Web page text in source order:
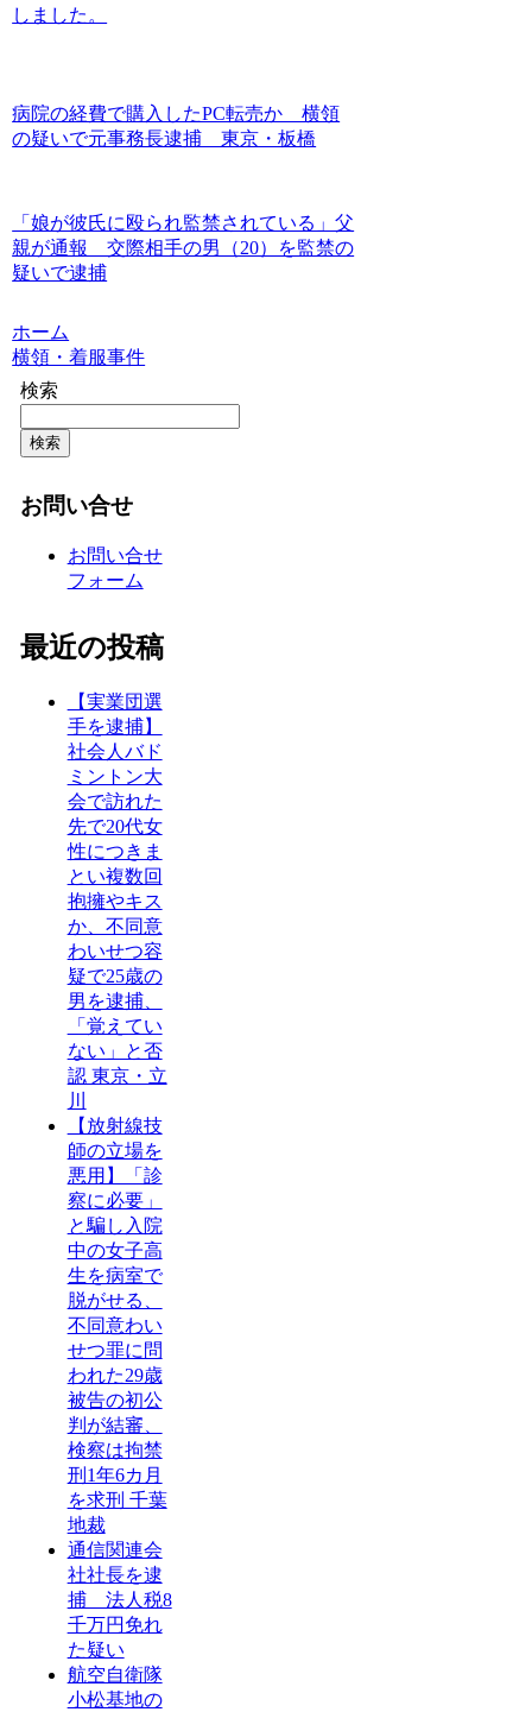
しました。
病院の経費で購入したPC転売か 横領
の疑いで元事務長逮捕 東京・板橋
「娘が彼氏に殴られ監禁されている」父
親が通報 交際相手の男（20）を監禁の
疑いで逮捕
ホーム
横領・着服事件
検索
検索
お問い合せ
お問い合せ
フォーム
最近の投稿
【実業団選
手を逮捕】
社会人バド
ミントン大
会で訪れた
先で20代女
性につきま
とい複数回
抱擁やキス
か、不同意
わいせつ容
疑で25歳の
男を逮捕、
「覚えてい
ない」と否
認 東京・立
川
【放射線技
師の立場を
悪用】「診
察に必要」
と騙し入院
中の女子高
生を病室で
脱がせる、
不同意わい
せつ罪に問
われた29歳
被告の初公
判が結審、
検察は拘禁
刑1年6カ月
を求刑 千葉
地裁
通信関連会
社社長を逮
捕 法人税8
千万円免れ
た疑い
航空自衛隊
小松基地の